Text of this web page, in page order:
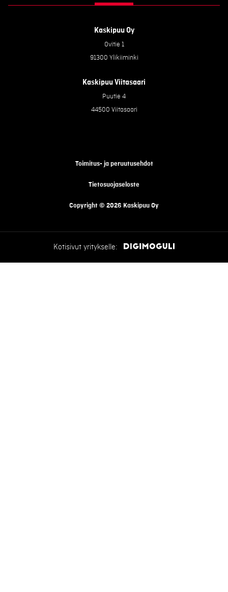
Kaskipuu Oy
Ovitie 1
91300 Ylikiiminki
Kaskipuu Viitasaari
Puutie 4
44500 Viitasaari
Copyright © 2026 Kaskipuu Oy
Tietosuojaseloste
Toimitus- ja peruutusehdot
Kotisivut yritykselle: